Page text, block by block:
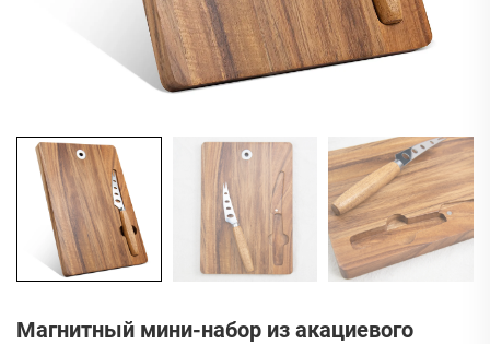
Магнитный мини-набор из акациевого